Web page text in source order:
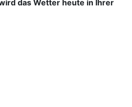
das Wetter heute in Ihrer